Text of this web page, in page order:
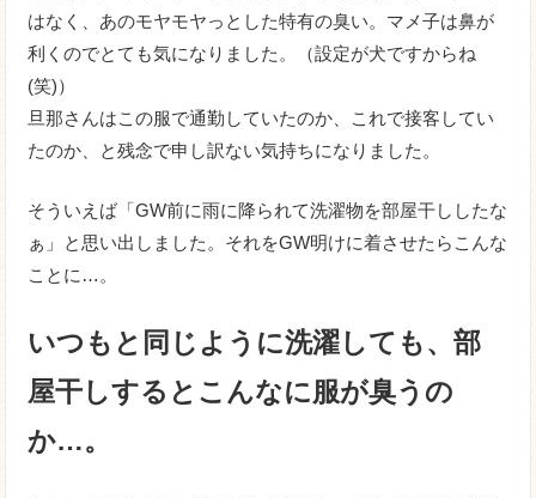
はなく、あのモヤモヤっとした特有の臭い。マメ子は鼻が
利くのでとても気になりました。（設定が犬ですからね
(笑)）
旦那さんはこの服で通勤していたのか、これで接客してい
たのか、と残念で申し訳ない気持ちになりました。
そういえば「GW前に雨に降られて洗濯物を部屋干ししたな
ぁ」と思い出しました。それをGW明けに着させたらこんな
ことに…。
いつもと同じように洗濯しても、部
屋干しするとこんなに服が臭うの
か…。